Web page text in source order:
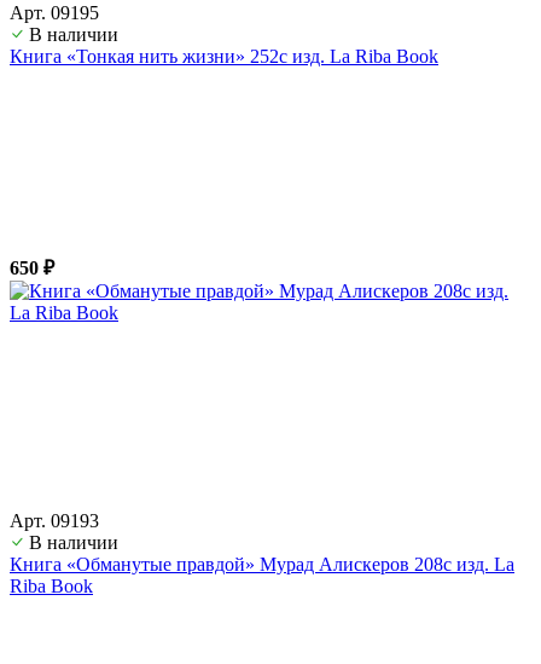
Арт. 09195
В наличии
Книга «Тонкая нить жизни» 252с изд. La Riba Book
650 ₽
Арт. 09193
В наличии
Книга «Обманутые правдой» Мурад Алискеров 208с изд. La
Riba Book